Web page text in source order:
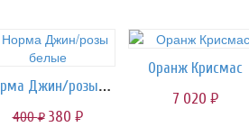
Норма Джин/розы белые
400руб. 380 руб.
Оранж Крисмас
7 020 руб.